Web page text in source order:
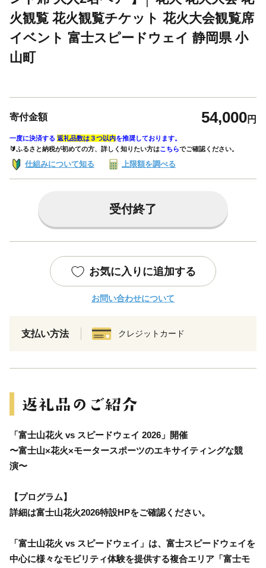
火観覧 花火観覧チケット 花火大会観覧席
イベント 富士スピードウェイ 静岡県 小
山町
寄付金額 54,000円
一度に決済する 返礼品数は３つ以内を推奨しております。
🔰ふるさと納税が初めての方、詳しく知りたい方はこちらでご確認ください。
仕組みについて知る 上限額を調べる
受付終了
お気に入りに追加する
お問い合わせについて
支払い方法 クレジットカード
「富士山花火 vs スピードウェイ 2026」開催
〜富士山×花火×モータースポーツのエキサイティングな競
演〜
【プログラム】
詳細は富士山花火2026特設HPをご確認ください。
「富士山花火 vs スピードウェイ」は、富士スピードウェイを
中心に様々なモビリティ体験を提供する複合エリア「富士モ